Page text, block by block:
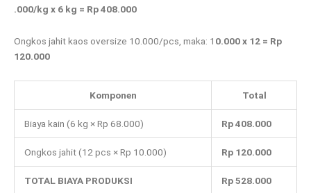
.000/kg x 6 kg = Rp 408.000
Ongkos jahit kaos oversize 10.000/pcs, maka: 1 0.000 x 12 = Rp
120.000
Komponen Total
Biaya kain (6 kg × Rp 68.000) Rp 408.000
Ongkos jahit (12 pcs × Rp 10.000) Rp 120.000
TOTAL BIAYA PRODUKSI Rp 528.000